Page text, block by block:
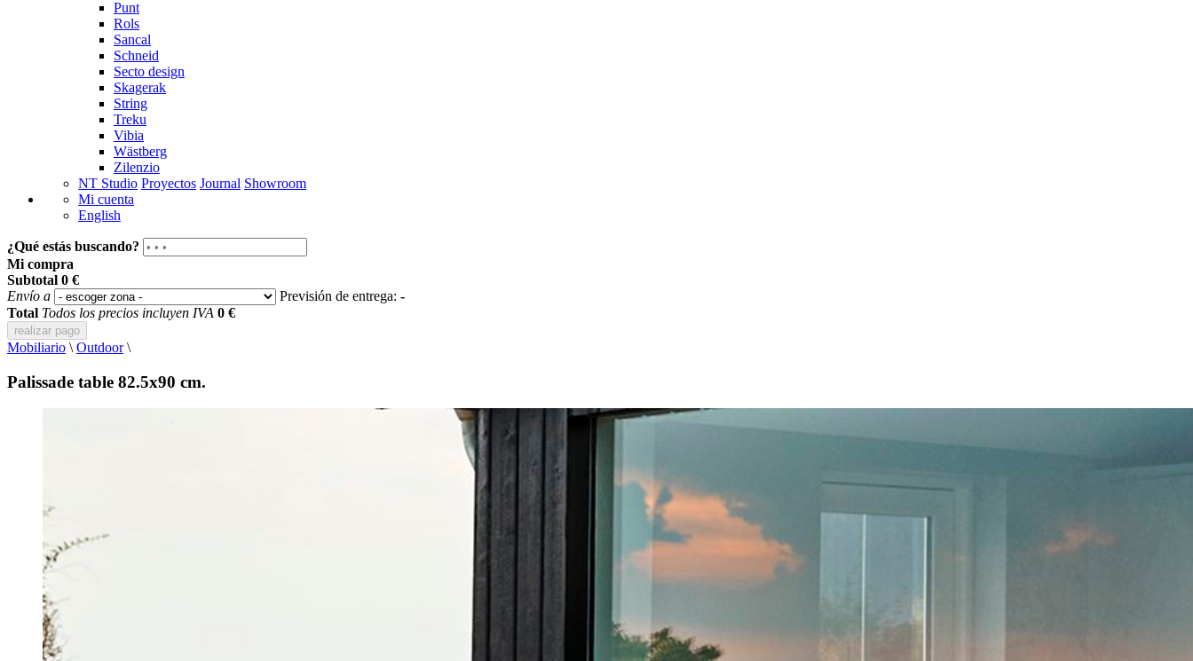
Punt
Rols
Sancal
Schneid
Secto design
Skagerak
String
Treku
Vibia
Wästberg
Zilenzio
NT Studio Proyectos Journal Showroom
Mi cuenta
English
¿Qué estás buscando?
Mi compra
Subtotal 0 €
Envío a
Previsión de entrega: -
Total Todos los precios incluyen IVA 0 €
realizar pago
Mobiliario \ Outdoor\
Palissade table 82.5x90 cm.